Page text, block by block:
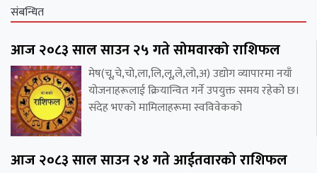
संबन्धित
आज २०८३ साल साउन २५ गते सोमवारको राशिफल
मेष(चू,चे,चो,ला,लि,लू,ले,लो,अ) उद्योग व्यापारमा नयाँ
योजनाहरूलाई क्रियान्वित गर्ने उपयुक्त समय रहेको छ।
संदेह भएको मामिलाहरूमा स्वविवेकको
आज २०८३ साल साउन २४ गते आईतवारको राशिफल